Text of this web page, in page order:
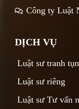
Công ty Luật
DỊCH VỤ
Luật sư tranh
Luật sư riêng
Luật sư Tư vấn